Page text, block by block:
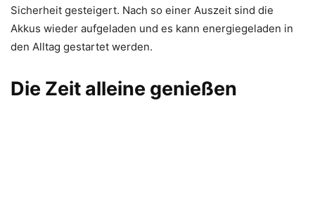
Sicherheit gesteigert. Nach so einer Auszeit sind die
Akkus wieder aufgeladen und es kann energiegeladen in
den Alltag gestartet werden.
Die Zeit alleine genießen